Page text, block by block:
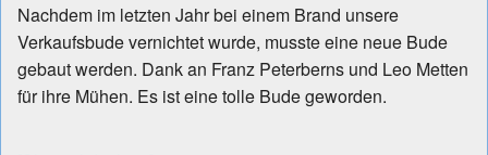
Nachdem im letzten Jahr bei einem Brand unsere
Verkaufsbude vernichtet wurde, musste eine neue Bude
gebaut werden. Dank an Franz Peterberns und Leo Metten
für ihre Mühen. Es ist eine tolle Bude geworden.